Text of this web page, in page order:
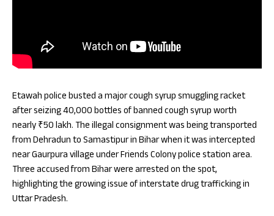
Etawah police busted a major cough syrup smuggling racket
after seizing 40,000 bottles of banned cough syrup worth
nearly ₹50 lakh. The illegal consignment was being transported
from Dehradun to Samastipur in Bihar when it was intercepted
near Gaurpura village under Friends Colony police station area.
Three accused from Bihar were arrested on the spot,
highlighting the growing issue of interstate drug trafficking in
Uttar Pradesh.